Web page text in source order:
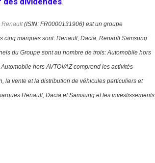
Renault(ISIN: FR0000131906) est un groupe
cinq marques sont: Renault, Dacia, Renault Samsung
du Groupe sont au nombre de trois: Automobile hors
Automobile hors AVTOVAZ comprend les activités
la vente et la distribution de véhicules particuliers et
Renault, Dacia et Samsung et les investissements